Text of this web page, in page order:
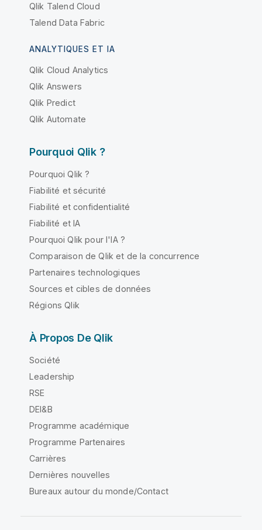
Qlik Talend Cloud
Talend Data Fabric
ANALYTIQUES ET IA
Qlik Cloud Analytics
Qlik Answers
Qlik Predict
Qlik Automate
Pourquoi Qlik ?
Pourquoi Qlik ?
Fiabilité et sécurité
Fiabilité et confidentialité
Fiabilité et IA
Pourquoi Qlik pour l'IA ?
Comparaison de Qlik et de la concurrence
Partenaires technologiques
Sources et cibles de données
Régions Qlik
À Propos De Qlik
Société
Leadership
RSE
DEI&B
Programme académique
Programme Partenaires
Carrières
Dernières nouvelles
Bureaux autour du monde/Contact